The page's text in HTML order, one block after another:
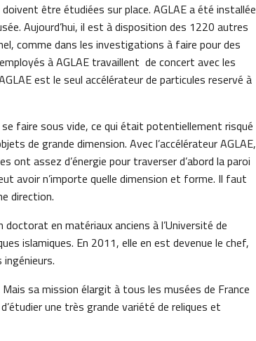
être étudiées sur place. AGLAE a été installée
Aujourd’hui, il est à disposition des 1220 autres
comme dans les investigations à faire pour des
à AGLAE travaillent de concert avec les
est le seul accélérateur de particules reservé à
faire sous vide, ce qui était potentiellement risqué
de grande dimension. Avec l’accélérateur AGLAE,
ont assez d’énergie pour traverser d’abord la paroi
avoir n’importe quelle dimension et forme. Il faut
direction.
doctorat en matériaux anciens à l’Université de
islamiques. En 2011, elle en est devenue le chef,
ingénieurs.
sa mission élargit à tous les musées de France
une très grande variété de reliques et